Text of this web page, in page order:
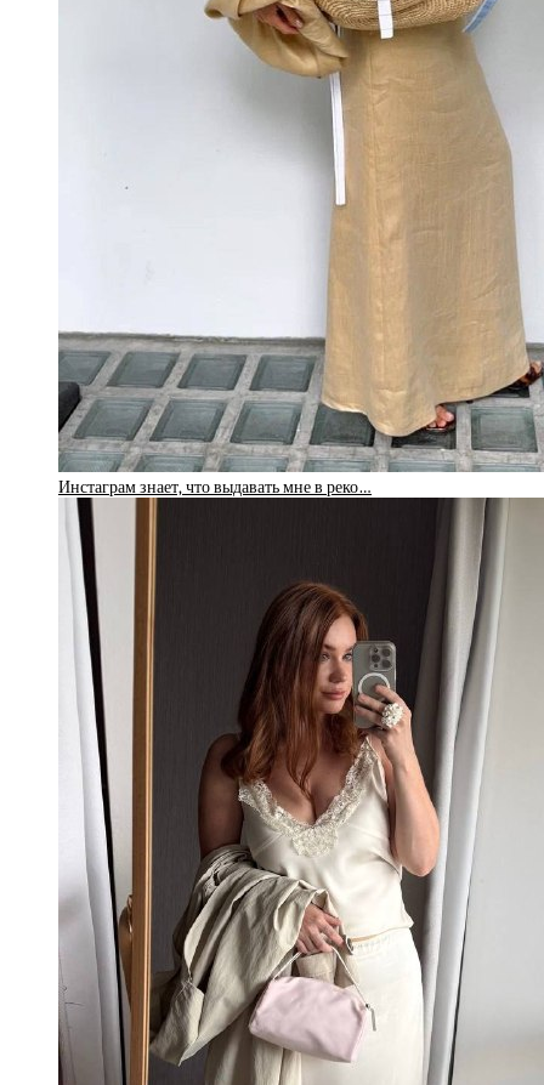
Инстаграм знает, что выдавать мне в реко…